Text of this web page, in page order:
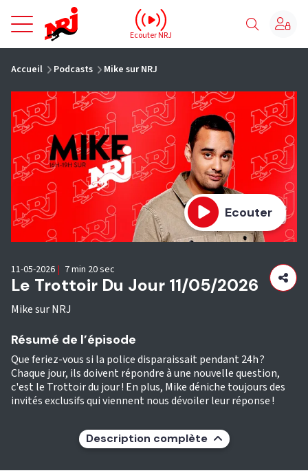
NRJ - Accueil
Ecouter NRJ
Accueil Podcasts Mike sur NRJ
Ecouter
Le Trottoir Du Jour 11/05/2026
Mike sur NRJ
11-05-2026 | 7 min 20 sec
Résumé de l’épisode
Que feriez-vous si la police disparaissait pendant 24h ?
Chaque jour, ils doivent répondre à une nouvelle question,
c'est le Trottoir du jour ! En plus, Mike déniche toujours des
invités exclusifs qui viennent nous dévoiler leur réponse !
Description complète